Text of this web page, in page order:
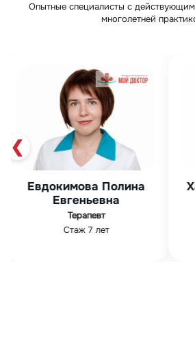
Опытные специалисты с
многолетней
❮
Харитонова Светлана
Александровна
ЛОР
Стаж 16 лет